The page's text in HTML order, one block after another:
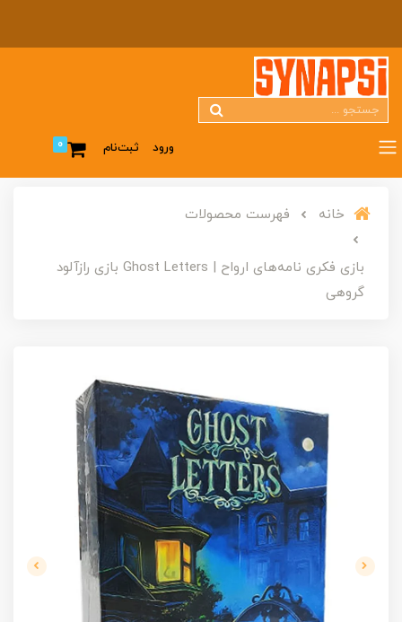
ورود ثبت‌نام 0
خانه فهرست محصولات
بازی فکری نامه‌های ارواح | Ghost Letters بازی رازآلود
گروهی